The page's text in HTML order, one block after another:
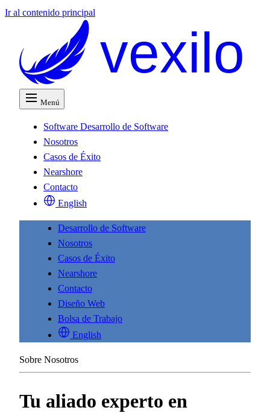
Ir al contenido principal
vexilo
Menú
Software Desarrollo de Software
Nosotros
Casos de Éxito
Nearshore
Contacto
English
Desarrollo de Software
Nosotros
Casos de Éxito
Nearshore
Contacto
Diseño Web
Bolsa de Trabajo
English
Sobre Nosotros
Tu aliado experto en